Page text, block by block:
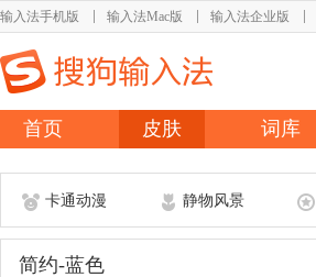
输入法手机版 输入法Mac版 输入法企业版
首页 皮肤 词库
卡通动漫 静物风景
简约-蓝色